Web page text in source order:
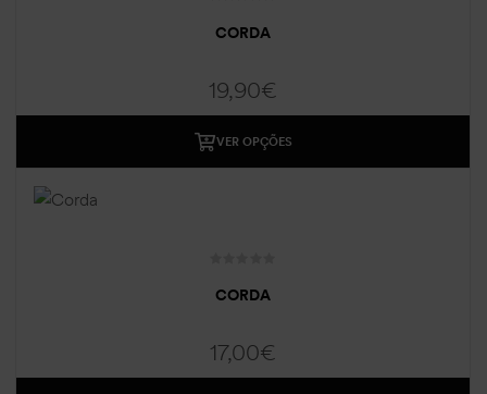
CORDA
19,90€
VER OPÇÕES
CORDA
17,00€